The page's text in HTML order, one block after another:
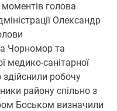
голова
Олександр
Чорномор та
медико-санітарної
робочу
району спільно з
Боськом визначили